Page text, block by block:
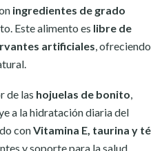
ingredientes de grado
Este alimento es libre de
artificiales, ofreciendo
de las hojuelas de bonito,
a la hidratación diaria del
conVitamina E, taurina y té
y soporte para la salud